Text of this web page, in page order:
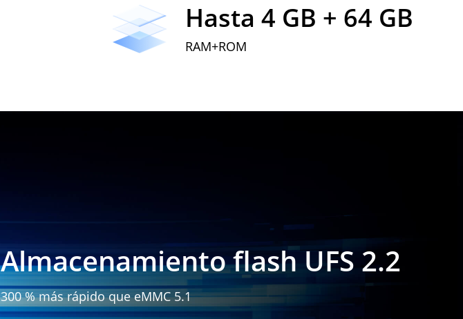
Hasta 4 GB + 64 GB
RAM+ROM
Almacenamiento flash UFS 2.2
300 % más rápido que eMMC 5.1